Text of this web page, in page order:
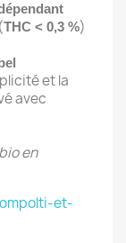
THC < 0,3 %)
et la
avec
en
et-